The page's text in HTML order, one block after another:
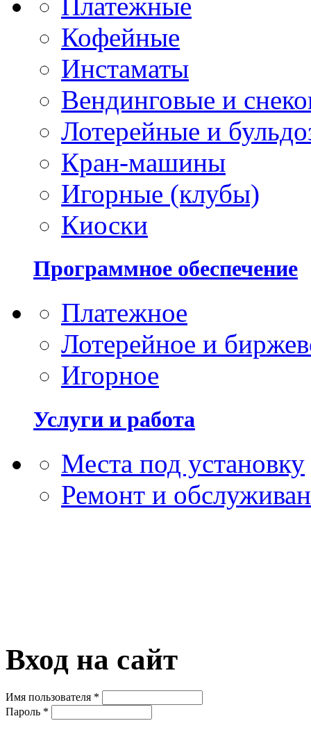
Платежные
Кофейные
Инстаматы
Вендинговые и
Лотерейные и
Кран-машины
Игорные (клубы)
Киоски
Программное обеспечение
Платежное
Лотерейное и
Игорное
Услуги и работа
Места под установку
Ремонт и
Вход на сайт
Имя пользователя *
Пароль *